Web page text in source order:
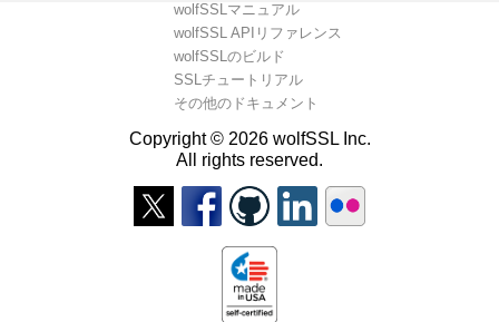
wolfSSLマニュアル
wolfSSL APIリファレンス
wolfSSLのビルド
SSLチュートリアル
その他のドキュメント
Copyright © 2026 wolfSSL Inc.
All rights reserved.